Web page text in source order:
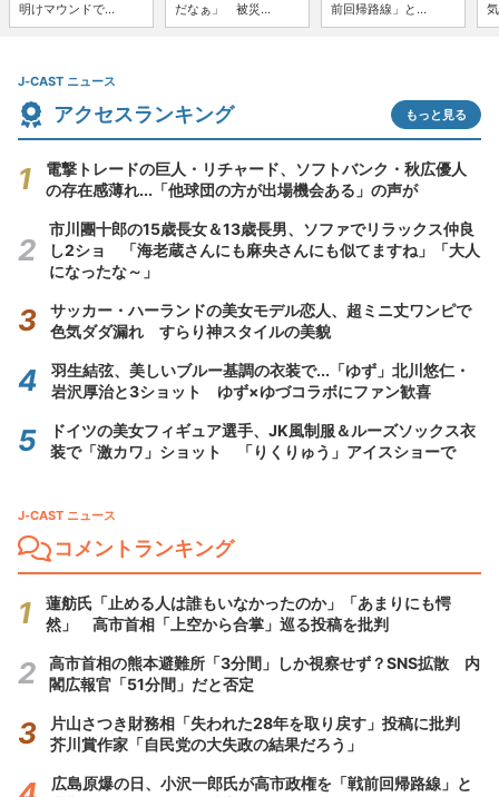
明けマウンドで...
だなぁ」 被災...
前回帰路線」と...
J-CAST ニュース
アクセスランキング もっと見る
電撃トレードの巨人・リチャード、ソフトバンク・秋広優人
の存在感薄れ...「他球団の方が出場機会ある」の声が
市川團十郎の15歳長女＆13歳長男、ソファでリラックス仲良
し2ショ 「海老蔵さんにも麻央さんにも似てますね」「大人
になったな～」
サッカー・ハーランドの美女モデル恋人、超ミニ丈ワンピで
色気ダダ漏れ すらり神スタイルの美貌
羽生結弦、美しいブルー基調の衣装で...「ゆず」北川悠仁・
岩沢厚治と3ショット ゆず×ゆづコラボにファン歓喜
ドイツの美女フィギュア選手、JK風制服＆ルーズソックス衣
装で「激カワ」ショット 「りくりゅう」アイスショーで
J-CAST ニュース
コメントランキング
蓮舫氏「止める人は誰もいなかったのか」「あまりにも愕
然」 高市首相「上空から合掌」巡る投稿を批判
高市首相の熊本避難所「3分間」しか視察せず？SNS拡散 内
閣広報官「51分間」だと否定
片山さつき財務相「失われた28年を取り戻す」投稿に批判
芥川賞作家「自民党の大失政の結果だろう」
広島原爆の日、小沢一郎氏が高市政権を「戦前回帰路線」と